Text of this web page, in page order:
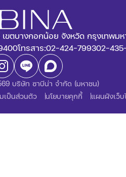
ตบางกอกน้อย จังหวัด กรุงเทพมห
โทรสาร:02-424-799302-
บริษัท ซาบีน่า จำกัด (มหาชน)
เป็นส่วนตัว นโยบายคุกกี้ แผนผังเว็บ